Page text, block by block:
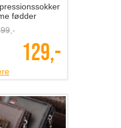
fødder
,-
129,-